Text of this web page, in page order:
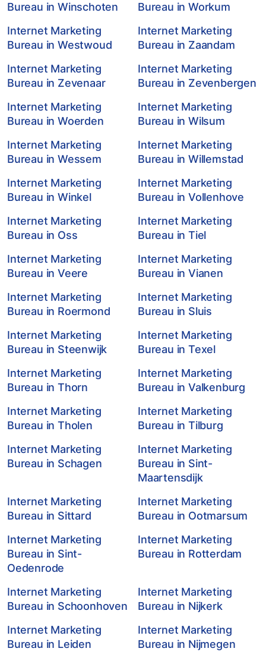
Bureau in Winschoten
Bureau in Workum
Internet Marketing
Bureau in Westwoud
Internet Marketing
Bureau in Zaandam
Internet Marketing
Bureau in Zevenaar
Internet Marketing
Bureau in Zevenbergen
Internet Marketing
Bureau in Woerden
Internet Marketing
Bureau in Wilsum
Internet Marketing
Bureau in Wessem
Internet Marketing
Bureau in Willemstad
Internet Marketing
Bureau in Winkel
Internet Marketing
Bureau in Vollenhove
Internet Marketing
Bureau in Oss
Internet Marketing
Bureau in Tiel
Internet Marketing
Bureau in Veere
Internet Marketing
Bureau in Vianen
Internet Marketing
Bureau in Roermond
Internet Marketing
Bureau in Sluis
Internet Marketing
Bureau in Steenwijk
Internet Marketing
Bureau in Texel
Internet Marketing
Bureau in Thorn
Internet Marketing
Bureau in Valkenburg
Internet Marketing
Bureau in Tholen
Internet Marketing
Bureau in Tilburg
Internet Marketing
Bureau in Schagen
Internet Marketing
Bureau in Sint-
Maartensdijk
Internet Marketing
Bureau in Sittard
Internet Marketing
Bureau in Ootmarsum
Internet Marketing
Bureau in Sint-
Oedenrode
Internet Marketing
Bureau in Rotterdam
Internet Marketing
Bureau in Schoonhoven
Internet Marketing
Bureau in Nijkerk
Internet Marketing
Bureau in Leiden
Internet Marketing
Bureau in Nijmegen